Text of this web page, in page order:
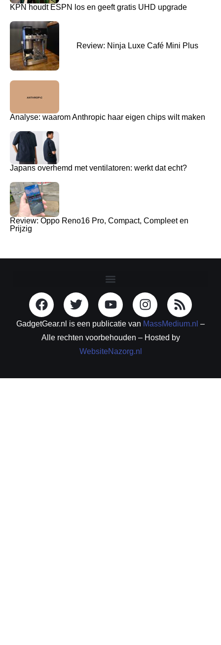
KPN houdt ESPN los en geeft gratis UHD upgrade
Review: Ninja Luxe Café Mini Plus
Analyse: waarom Anthropic haar eigen chips wilt maken
Japans overhemd met ventilatoren: werkt dat echt?
Review: Oppo Reno16 Pro, Compact, Compleet en
Prijzig
GadgetGear.nl is een publicatie van MassMedium.nl –
Alle rechten voorbehouden – Hosted by
WebsiteNazorg.nl